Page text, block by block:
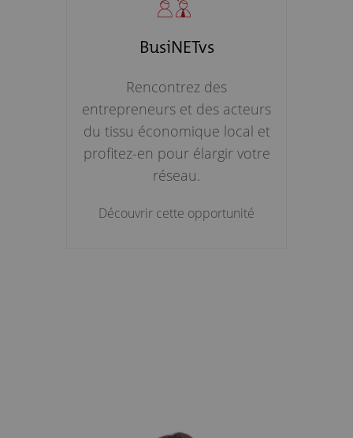
BusiNETvs
Rencontrez des
entrepreneurs et des acteurs
du tissu économique local et
profitez-en pour élargir votre
réseau.
Découvrir cette opportunité